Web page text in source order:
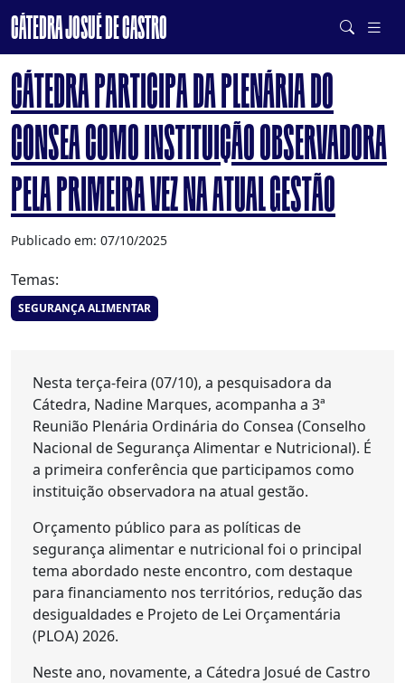
CÁTEDRA JOSUÉ DE CASTRO
DE SISTEMAS ALIMENTARES SAUDÁVEIS E SUSTENTÁVEIS
CÁTEDRA PARTICIPA DA PLENÁRIA DO
CONSEA COMO INSTITUIÇÃO OBSERVADORA
PELA PRIMEIRA VEZ NA ATUAL GESTÃO
Publicado em: 07/10/2025
Temas:
SEGURANÇA ALIMENTAR
Nesta terça-feira (07/10), a pesquisadora da
Cátedra, Nadine Marques, acompanha a 3ª
Reunião Plenária Ordinária do Consea (Conselho
Nacional de Segurança Alimentar e Nutricional). É
a primeira conferência que participamos como
instituição observadora na atual gestão.
Orçamento público para as políticas de
segurança alimentar e nutricional foi o principal
tema abordado neste encontro, com destaque
para financiamento nos territórios, redução das
desigualdades e Projeto de Lei Orçamentária
(PLOA) 2026.
Neste ano, novamente, a Cátedra Josué de Castro